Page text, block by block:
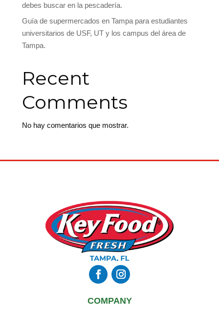
debes buscar en la pescadería.
Guía de supermercados en Tampa para estudiantes
universitarios de USF, UT y los campus del área de
Tampa.
Recent
Comments
No hay comentarios que mostrar.
COMPANY